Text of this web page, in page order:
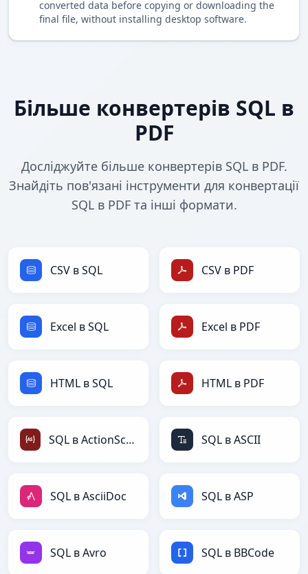
converted data before copying or downloading the
final file, without installing desktop software.
Більше конвертерів SQL в
PDF
Досліджуйте більше конвертерів SQL в PDF.
Знайдіть пов'язані інструменти для конвертації
SQL в PDF та інші формати.
CSV в SQL CSV в PDF
Excel в SQL Excel в PDF
HTML в SQL HTML в PDF
SQL в ActionScript SQL в ASCII
SQL в AsciiDoc SQL в ASP
SQL в Avro SQL в BBCode